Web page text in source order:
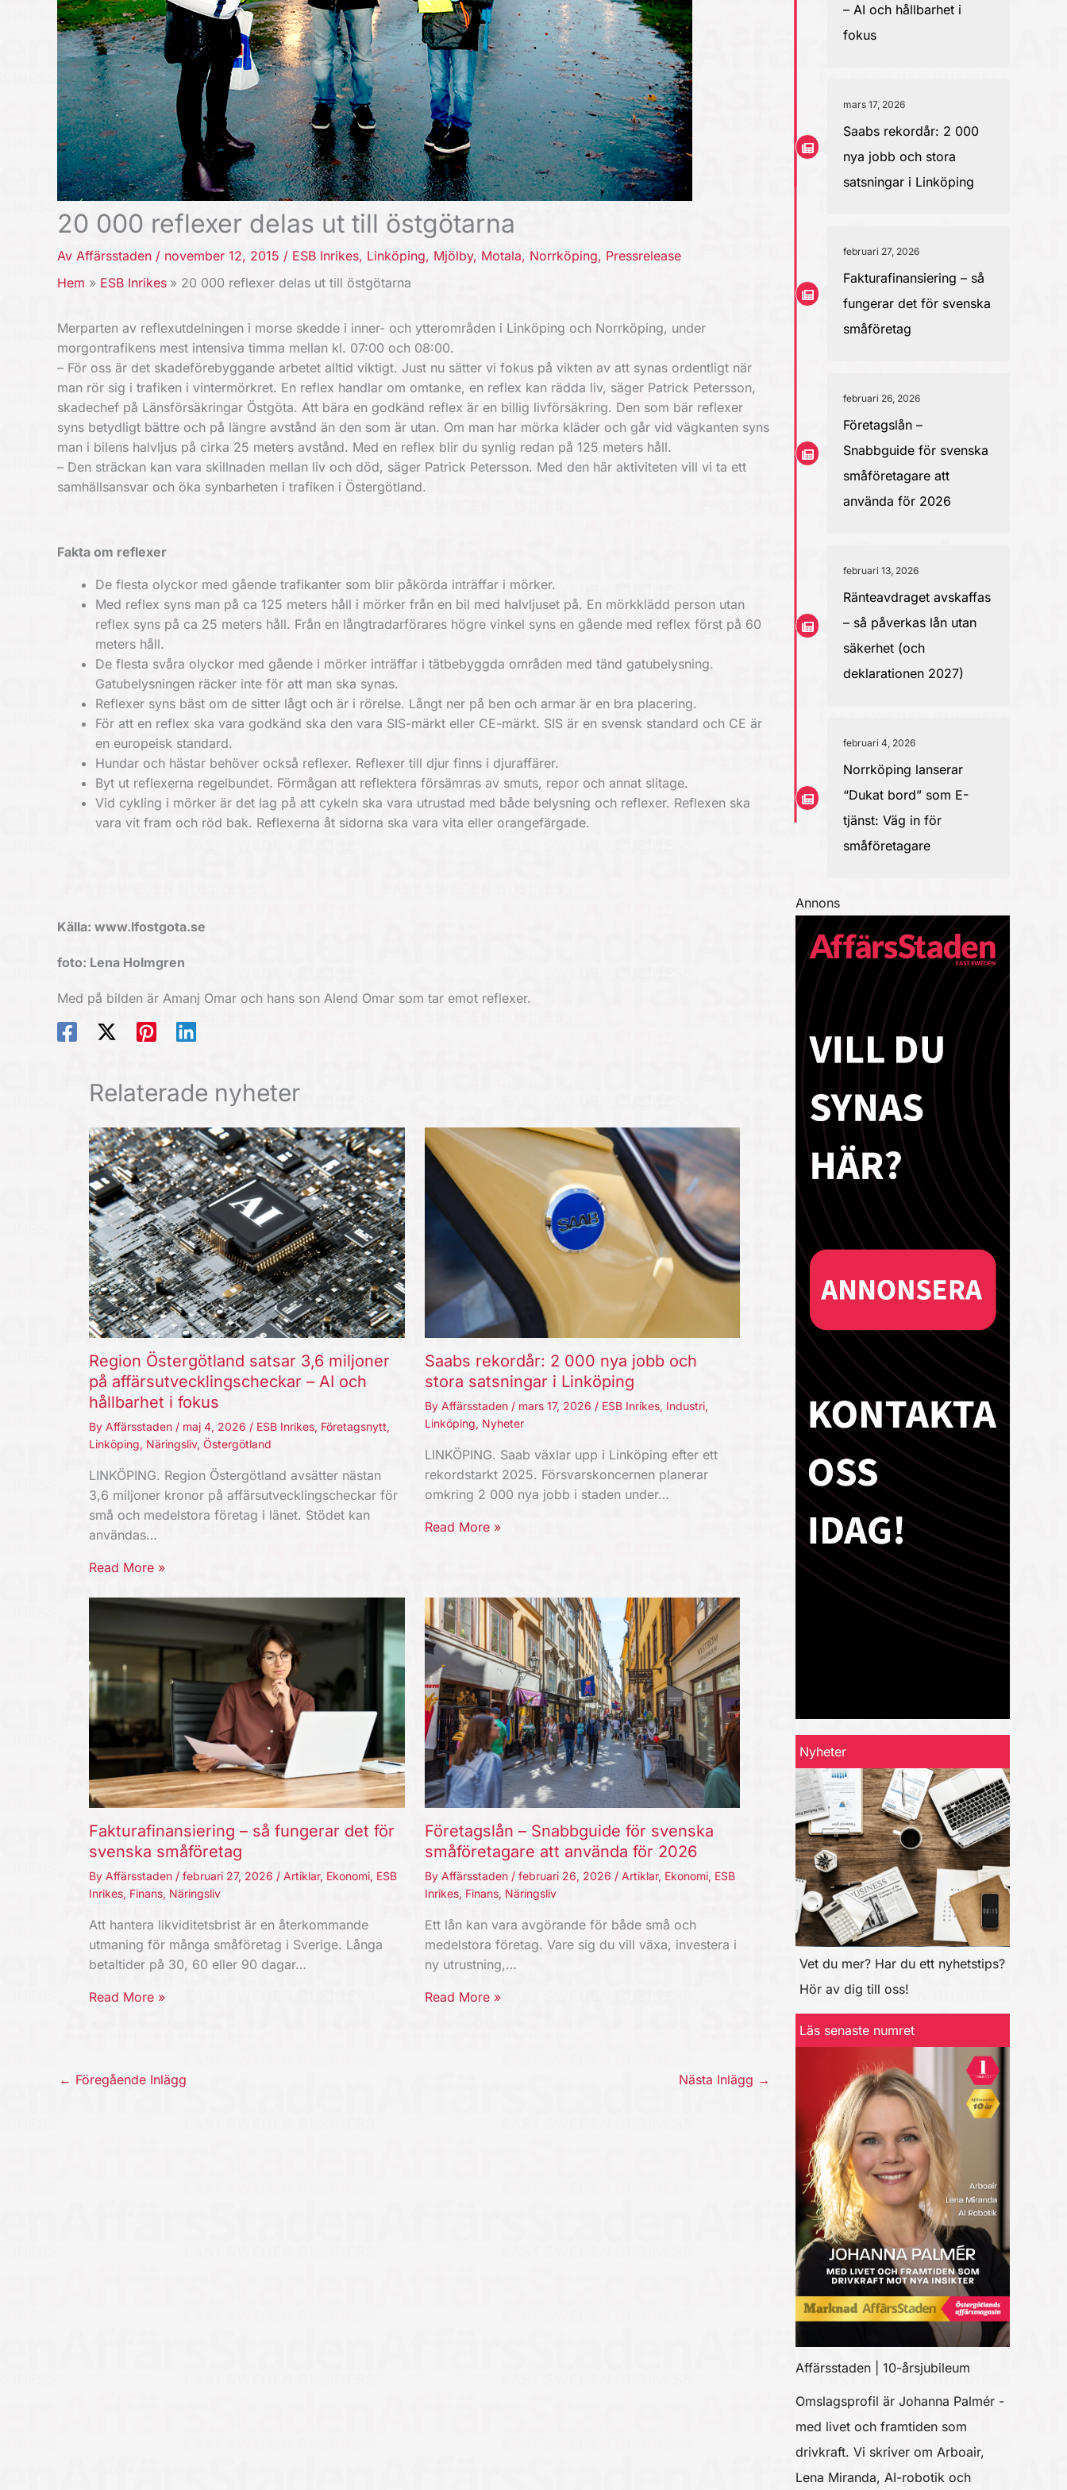
20 000 reflexer delas ut till östgötarna
Av Affärsstaden / november 12, 2015 / ESB Inrikes, Linköping, Mjölby, Motala, Norrköping, Pressrelease
Hem
ESB Inrikes 20 000 reflexer delas ut till östgötarna
Merparten av reflexutdelningen i morse skedde i inner- och ytterområden i Linköping och Norrköping, under
morgontrafikens mest intensiva timma mellan kl. 07:00 och 08:00.
– För oss är det skadeförebyggande arbetet alltid viktigt. Just nu sätter vi fokus på vikten av att synas ordentligt när
man rör sig i trafiken i vintermörkret. En reflex handlar om omtanke, en reflex kan rädda liv, säger Patrick Petersson,
skadechef på Länsförsäkringar Östgöta. Att bära en godkänd reflex är en billig livförsäkring. Den som bär reflexer
syns betydligt bättre och på längre avstånd än den som är utan. Om man har mörka kläder och går vid vägkanten syns
man i bilens halvljus på cirka 25 meters avstånd. Med en reflex blir du synlig redan på 125 meters håll.
– Den sträckan kan vara skillnaden mellan liv och död, säger Patrick Petersson. Med den här aktiviteten vill vi ta ett
samhällsansvar och öka synbarheten i trafiken i Östergötland.
Fakta om reflexer
De flesta olyckor med gående trafikanter som blir påkörda inträffar i mörker.
Med reflex syns man på ca 125 meters håll i mörker från en bil med halvljuset på. En mörkklädd person utan
reflex syns på ca 25 meters håll. Från en långtradarförares högre vinkel syns en gående med reflex först på 60
meters håll.
De flesta svåra olyckor med gående i mörker inträffar i tätbebyggda områden med tänd gatubelysning.
Gatubelysningen räcker inte för att man ska synas.
Reflexer syns bäst om de sitter lågt och är i rörelse. Långt ner på ben och armar är en bra placering.
För att en reflex ska vara godkänd ska den vara SIS-märkt eller CE-märkt. SIS är en svensk standard och CE är
en europeisk standard.
Hundar och hästar behöver också reflexer. Reflexer till djur finns i djuraffärer.
Byt ut reflexerna regelbundet. Förmågan att reflektera försämras av smuts, repor och annat slitage.
Vid cykling i mörker är det lag på att cykeln ska vara utrustad med både belysning och reflexer. Reflexen ska
vara vit fram och röd bak. Reflexerna åt sidorna ska vara vita eller orangefärgade.
Källa: www.lfostgota.se
foto: Lena Holmgren
Med på bilden är Amanj Omar och hans son Alend Omar som tar emot reflexer.
Relaterade nyheter
Region Östergötland satsar 3,6 miljoner
på affärsutvecklingscheckar – AI och
hållbarhet i fokus
By Affärsstaden / maj 4, 2026 / ESB Inrikes, Företagsnytt,
Linköping, Näringsliv, Östergötland
LINKÖPING. Region Östergötland avsätter nästan
3,6 miljoner kronor på affärsutvecklingscheckar för
små och medelstora företag i länet. Stödet kan
användas…
Read More »
Saabs rekordår: 2 000 nya jobb och
stora satsningar i Linköping
By Affärsstaden / mars 17, 2026 / ESB Inrikes, Industri,
Linköping, Nyheter
LINKÖPING. Saab växlar upp i Linköping efter ett
rekordstarkt 2025. Försvarskoncernen planerar
omkring 2 000 nya jobb i staden under…
Read More »
Fakturafinansiering – så fungerar det för
svenska småföretag
By Affärsstaden / februari 27, 2026 / Artiklar, Ekonomi, ESB
Inrikes, Finans, Näringsliv
Att hantera likviditetsbrist är en återkommande
utmaning för många småföretag i Sverige. Långa
betaltider på 30, 60 eller 90 dagar…
Read More »
Företagslån – Snabbguide för svenska
småföretagare att använda för 2026
By Affärsstaden / februari 26, 2026 / Artiklar, Ekonomi, ESB
Inrikes, Finans, Näringsliv
Ett lån kan vara avgörande för både små och
medelstora företag. Vare sig du vill växa, investera i
ny utrustning,…
Read More »
← Föregående Inlägg Nästa Inlägg →
– AI och hållbarhet i
fokus
mars 17, 2026
Saabs rekordår: 2 000
nya jobb och stora
satsningar i Linköping
februari 27, 2026
Fakturafinansiering – så
fungerar det för svenska
småföretag
februari 26, 2026
Företagslån –
Snabbguide för svenska
småföretagare att
använda för 2026
februari 13, 2026
Ränteavdraget avskaffas
– så påverkas lån utan
säkerhet (och
deklarationen 2027)
februari 4, 2026
Norrköping lanserar
“Dukat bord” som E-
tjänst: Väg in för
småföretagare
Annons
Nyheter
Vet du mer? Har du ett nyhetstips?
Hör av dig till oss!
Läs senaste numret
Affärsstaden | 10-årsjubileum
Omslagsprofil är Johanna Palmér -
med livet och framtiden som
drivkraft. Vi skriver om Arboair,
Lena Miranda, AI-robotik och